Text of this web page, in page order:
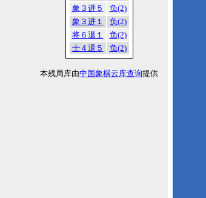
象３进５
负(2)
象３进１
负(2)
将６退１
负(2)
士４退５
负(2)
本残局库由中国象棋云库查询提供